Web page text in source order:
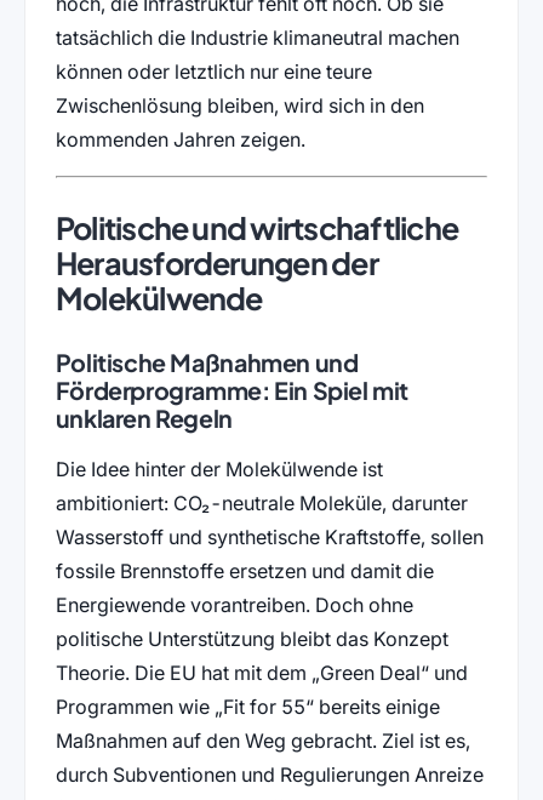
tatsächlich die Industrie klimaneutral machen
können oder letztlich nur eine teure
Zwischenlösung bleiben, wird sich in den
kommenden Jahren zeigen.
Politische und wirtschaftliche
Herausforderungen der
Molekülwende
Politische Maßnahmen und
Förderprogramme: Ein Spiel mit
unklaren Regeln
Die Idee hinter der Molekülwende ist
ambitioniert: CO₂-neutrale Moleküle, darunter
Wasserstoff und synthetische Kraftstoffe, sollen
fossile Brennstoffe ersetzen und damit die
Energiewende vorantreiben. Doch ohne
politische Unterstützung bleibt das Konzept
Theorie. Die EU hat mit dem „Green Deal“ und
Programmen wie „Fit for 55“ bereits einige
Maßnahmen auf den Weg gebracht. Ziel ist es,
durch Subventionen und Regulierungen Anreize